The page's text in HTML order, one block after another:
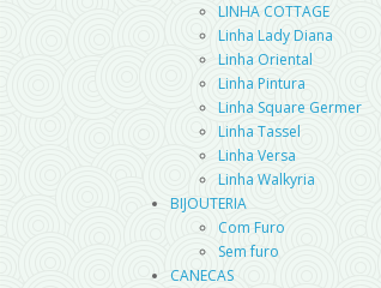
LINHA COTTAGE
Linha Lady Diana
Linha Oriental
Linha Pintura
Linha Square Germer
Linha Tassel
Linha Versa
Linha Walkyria
BIJOUTERIA
Com Furo
Sem furo
CANECAS